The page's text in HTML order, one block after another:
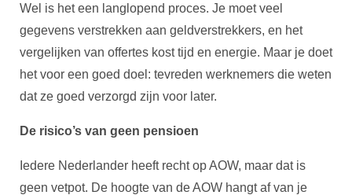
Wel is het een langlopend proces. Je moet veel
gegevens verstrekken aan geldverstrekkers, en het
vergelijken van offertes kost tijd en energie. Maar je doet
het voor een goed doel: tevreden werknemers die weten
dat ze goed verzorgd zijn voor later.
De risico’s van geen pensioen
Iedere Nederlander heeft recht op AOW, maar dat is
geen vetpot. De hoogte van de AOW hangt af van je